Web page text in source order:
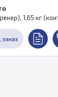
1,65 кг
заказ